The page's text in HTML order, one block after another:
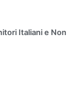
Italiani e Non